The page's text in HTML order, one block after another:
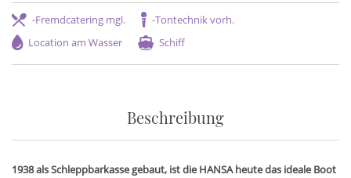
-Fremdcatering mgl.
-Tontechnik vorh.
Location am Wasser
Schiff
Beschreibung
1938 als Schleppbarkasse gebaut, ist die HANSA heute das ideale Boot